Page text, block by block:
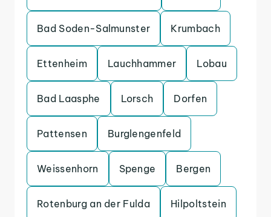
Bad Soden-Salmunster Krumbach
Ettenheim Lauchhammer Lobau
Bad Laasphe Lorsch Dorfen
Pattensen Burglengenfeld
Weissenhorn Spenge Bergen
Rotenburg an der Fulda Hilpoltstein